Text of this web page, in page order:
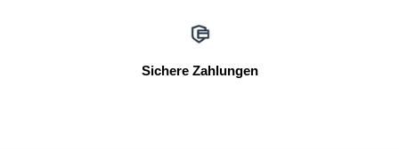
Sichere Zahlungen